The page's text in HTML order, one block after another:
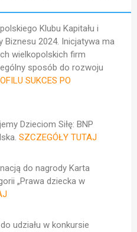
Klubu Kapitału i
Biznesu 2024. Inicjatywa ma
wielkopolskich firm
sposób do rozwoju
SUKCES PO
Dzieciom Siłę: BNP
SZCZEGÓŁY TUTAJ
do nagrody Karta
„Prawa dziecka w
udziału w konkursie